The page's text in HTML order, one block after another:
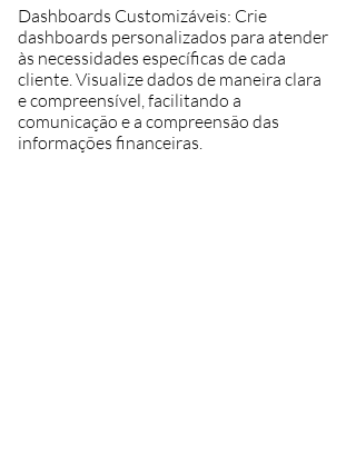
Dashboards Customizáveis: Crie
dashboards personalizados para atender
às necessidades específicas de cada
cliente. Visualize dados de maneira clara
e compreensível, facilitando a
comunicação e a compreensão das
informações financeiras.